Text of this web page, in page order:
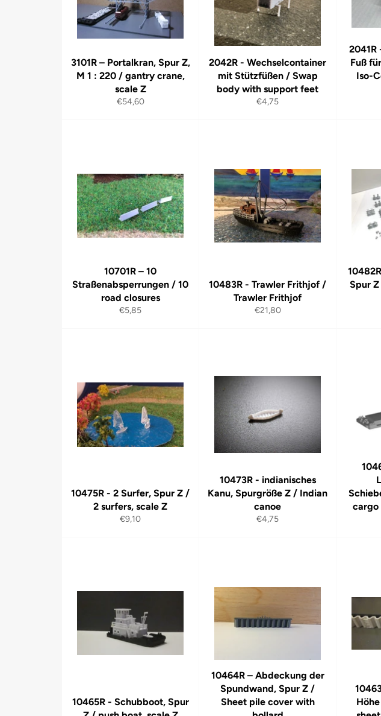
3101R – Portalkran, Spur Z,
M 1 : 220 / gantry crane,
scale Z
Normaler
€54,60
2042R - Wechselcontainer
mit Stützfüßen / Swap
body with support feet
Normaler
€4,75
2041R
Fuß
Iso-
10701R – 10
Straßenabsperrungen / 10
road closures
Normaler
€5,85
10483R - Trawler Frithjof /
Trawler Frithjof
Normaler
€21,80
Spur
10475R - 2 Surfer, Spur Z /
2 surfers, scale Z
Normaler
€9,10
10473R - indianisches
Kanu, Spurgröße Z / Indian
canoe
Normaler
€4,75
cargo
10465R - Schubboot, Spur
10464R – Abdeckung der
Spundwand, Spur Z /
Sheet pile cover with